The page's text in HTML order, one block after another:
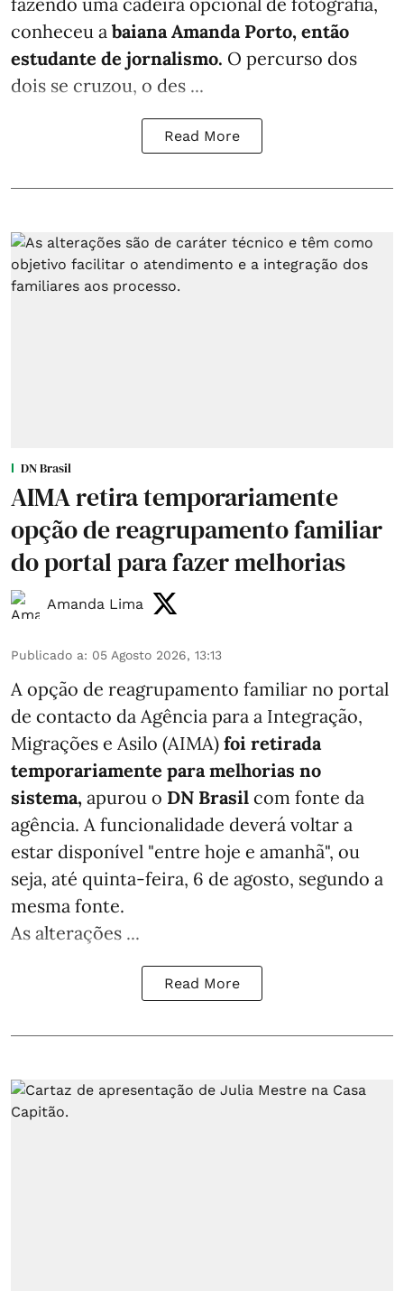
conheceu a baiana Amanda Porto, então
estudante de jornalismo. O percurso dos
dois se cruzou, o des ...
Read More
DN Brasil
AIMA retira temporariamente
opção de reagrupamento familiar
do portal para fazer melhorias
Amanda Lima
Publicado a: 05 Agosto 2026, 13:13
A opção de reagrupamento familiar no portal
de contacto da Agência para a Integração,
Migrações e Asilo (AIMA) foi retirada
temporariamente para melhorias no
sistema, apurou o DN Brasil com fonte da
agência. A funcionalidade deverá voltar a
estar disponível "entre hoje e amanhã", ou
seja, até quinta-feira, 6 de agosto, segundo a
mesma fonte.
As alterações ...
Read More